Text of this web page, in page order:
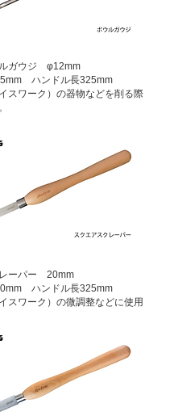
ガウジ φ12mm
ハンドル長325mm
スワーク）の器物などを削る際
ーパー 20mm
ハンドル長325mm
スワーク）の微調整などに使用